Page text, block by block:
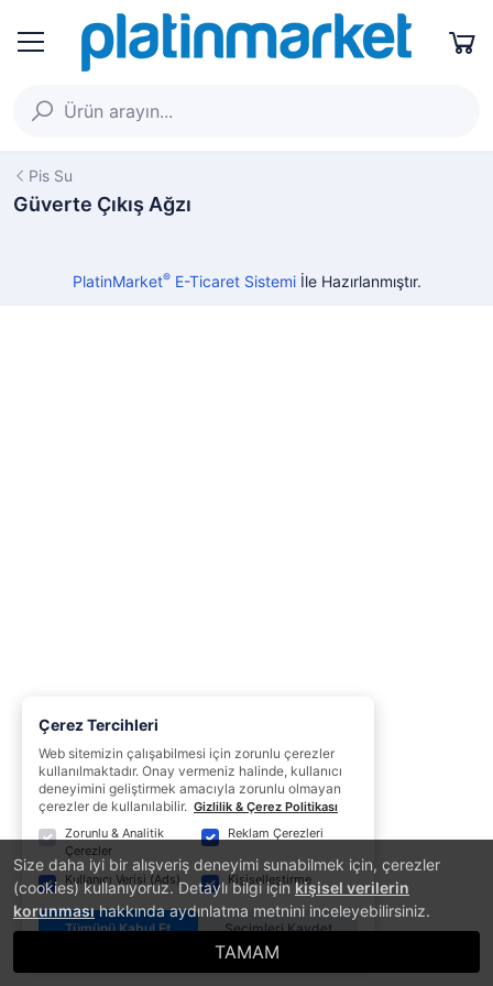
Size daha iyi bir alışveriş deneyimi sunabilmek için, çerezler
(cookies) kullanıyoruz. Detaylı bilgi içinkişisel verilerin
korunmasıhakkında aydınlatma metnini inceleyebilirsiniz.
TAMAM
Pis Su
Güverte Çıkış Ağzı
PlatinMarket®E-Ticaret Sistemiİle Hazırlanmıştır.
Çerez Tercihleri
Web sitemizin çalışabilmesi için zorunlu çerezler
kullanılmaktadır. Onay vermeniz halinde, kullanıcı
deneyimini geliştirmek amacıyla zorunlu olmayan
çerezler de kullanılabilir. Gizlilik & Çerez Politikası
Zorunlu & Analitik
Çerezler
Reklam Çerezleri
Kullanıcı Verisi (Ads) Kişiselleştirme
Tümünü Kabul Et Seçimleri Kaydet